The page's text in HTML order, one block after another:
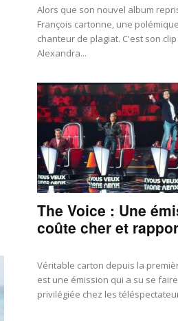
Alors que son nouvel album
François cartonne, une
chanteur de plagiat. C'est son
Alexandra...
The Voice : Une
coûte cher et
Véritable carton depuis la
est une émission qui a su se
privilégiée chez les